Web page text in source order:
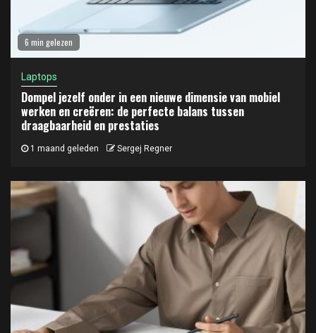
6 min gelezen
Laptops
Dompel jezelf onder in een nieuwe dimensie van mobiel
werken en creëren: de perfecte balans tussen
draagbaarheid en prestaties
1 maand geleden Sergej Regner